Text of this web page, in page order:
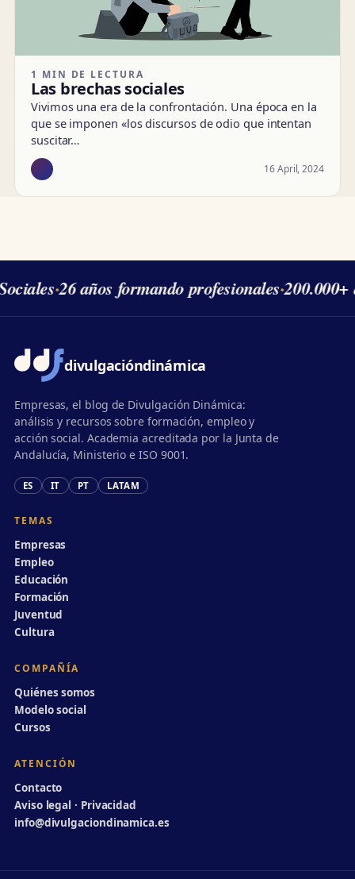
1 MIN DE LECTURA
Las brechas sociales
Vivimos una era de la confrontación. Una época en la
que se imponen «los discursos de odio que intentan
suscitar…
16 April, 2024
·26 años formando profesionales·200.000+
divulgacióndinámica
Empresas, el blog de Divulgación Dinámica:
análisis y recursos sobre formación, empleo y
acción social. Academia acreditada por la Junta de
Andalucía, Ministerio e ISO 9001.
ES IT PT LATAM
TEMAS
Empresas
Empleo
Educación
Formación
Juventud
Cultura
COMPAÑÍA
Quiénes somos
Modelo social
Cursos
ATENCIÓN
Contacto
Aviso legal · Privacidad
info@divulgaciondinamica.es